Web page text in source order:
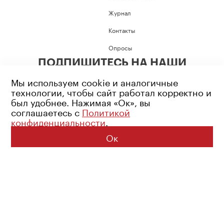
Журнал
Контакты
Опросы
ПОДПИШИТЕСЬ НА НАШИ
Возрастное ограничение: 16+
Политика конфиденциальности
© 2026 Все права защищены
Мы используем cookie и аналогичные
технологии, чтобы сайт работал корректно и
был удобнее. Нажимая «Ок», вы
соглашаетесь с Политикой
конфиденциальности.
Ок